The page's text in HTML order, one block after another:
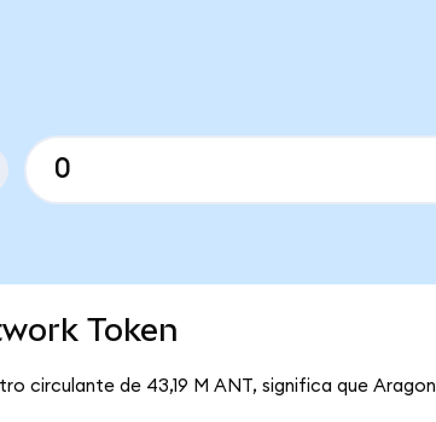
Token
circulante de 43,19 M ANT, significa que Aragon